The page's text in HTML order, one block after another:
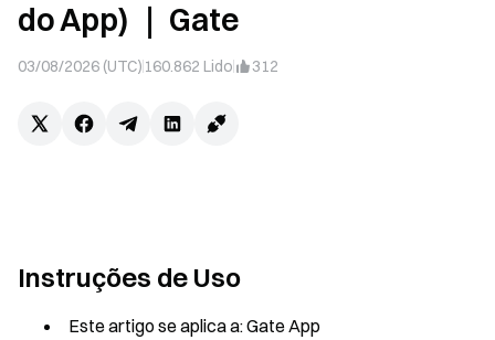
do App) ｜ Gate
03/08/2026 (UTC) 160.862 Lido 312
Instruções de Uso
Este artigo se aplica a: Gate App